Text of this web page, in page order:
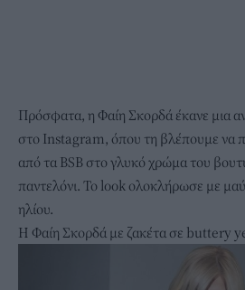
Πρόσφατα, η Φαίη Σκορδά έκανε μια
στο Instagram, όπου τη βλέπουμε να
από τα BSB στογλυκό χρώμα του
παντελόνι. Το look ολοκλήρωσε με
ηλίου.
Η Φαίη Σκορδά με ζακέτα σε buttery